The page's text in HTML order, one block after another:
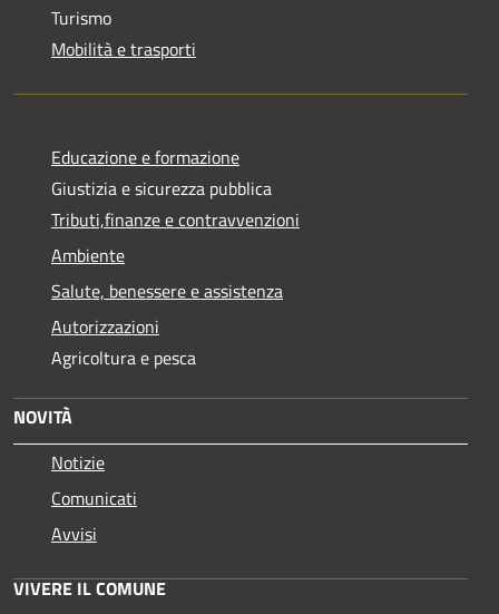
Turismo
Mobilità e trasporti
Educazione e formazione
Giustizia e sicurezza pubblica
Tributi,finanze e contravvenzioni
Ambiente
Salute, benessere e assistenza
Autorizzazioni
Agricoltura e pesca
NOVITÀ
Notizie
Comunicati
Avvisi
VIVERE IL COMUNE